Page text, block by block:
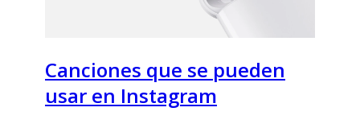
Canciones que se pueden
usar en Instagram